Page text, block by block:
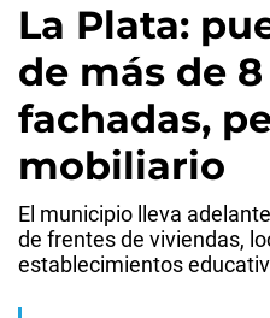
La Plata:
de más de
fachadas,
mobiliario
El municipio lleva
de frentes de viviendas,
establecimientos